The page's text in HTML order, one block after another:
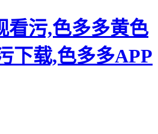
看污,色多多黄色
下载,色多多APP